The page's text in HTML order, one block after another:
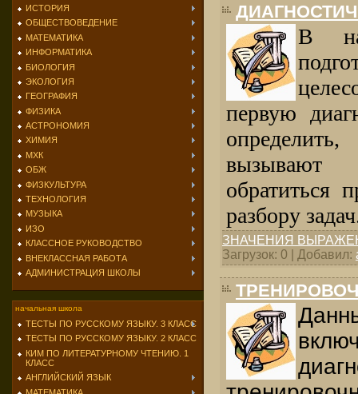
ИСТОРИЯ
ОБЩЕСТВОВЕДЕНИЕ
МАТЕМАТИКА
ИНФОРМАТИКА
БИОЛОГИЯ
ЭКОЛОГИЯ
ГЕОГРАФИЯ
ФИЗИКА
АСТРОНОМИЯ
ХИМИЯ
МХК
ОБЖ
ФИЗКУЛЬТУРА
ТЕХНОЛОГИЯ
МУЗЫКА
ИЗО
КЛАССНОЕ РУКОВОДСТВО
ВНЕКЛАССНАЯ РАБОТА
АДМИНИСТРАЦИЯ ШКОЛЫ
начальная школа
ТЕСТЫ ПО РУССКОМУ ЯЗЫКУ. 3 КЛАСС
ТЕСТЫ ПО РУССКОМУ ЯЗЫКУ. 2 КЛАСС
КИМ ПО ЛИТЕРАТУРНОМУ ЧТЕНИЮ. 1
КЛАСС
АНГЛИЙСКИЙ ЯЗЫК
МАТЕМАТИКА
В
первую
вызывают
обратиться
разбору
ЗНАЧЕНИЯ
Загрузок: 0 | Добавил: